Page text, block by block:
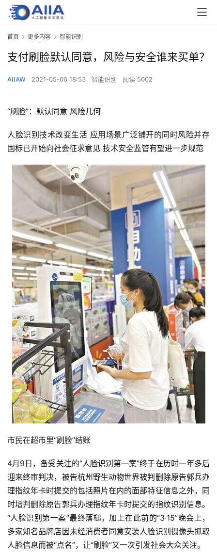
首页 更多内容 智能识别
支付刷脸默认同意，风险与安全谁来买单？
AIIAW 2021-05-06 18:53 智能识别 阅读 5002
“刷脸”：默认同意 风险几何
人脸识别技术改变生活 应用场景广泛铺开的同时风险并存
国标已开始向社会征求意见 技术安全监管有望进一步规范
市民在超市里“刷脸”结账
4月9日，备受关注的“人脸识别第一案”终于在历时一年多后
迎来终审判决，被告杭州野生动物世界被判删除原告郭兵办
理指纹年卡时提交的包括照片在内的面部特征信息之外，同
时增判删除原告郭兵办理指纹年卡时提交的指纹识别信息。
“人脸识别第一案”最终落槌，加上在此前的“3·15”晚会上，
多家知名品牌店因未经消费者同意安装人脸识别摄像头抓取
人脸信息而被“点名”，让“刷脸”又一次引发社会大众关注。